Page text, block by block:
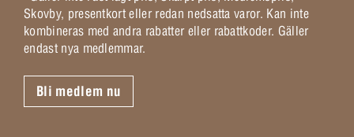
Skovby, presentkort eller redan nedsatta varor. Kan inte
kombineras med andra rabatter eller rabattkoder. Gäller
endast nya medlemmar.
Bli medlem nu